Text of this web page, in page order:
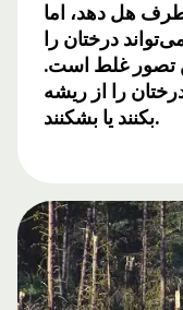
هل دهد، اما
درختان را
تصور غلط است.
درختان را از ریشه
بکنند یا بشکنند.